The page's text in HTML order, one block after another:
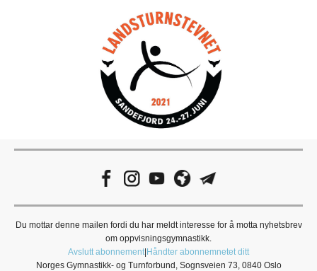
Du mottar denne mailen fordi du har meldt interesse for å motta nyhetsbrev
om oppvisningsgymnastikk.
Avslutt abonnement| Håndter abonnemnetet ditt
Norges Gymnastikk- og Turnforbund, Sognsveien 73, 0840 Oslo